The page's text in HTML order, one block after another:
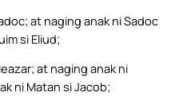
at naging anak ni Sadoc
si Eliud;
at naging anak ni
ni Matan si Jacob;